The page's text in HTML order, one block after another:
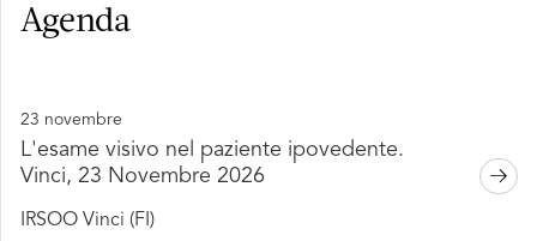
Agenda
23 novembre
L'esame visivo nel paziente ipovedente.
Vinci, 23 Novembre 2026
IRSOO Vinci (FI)